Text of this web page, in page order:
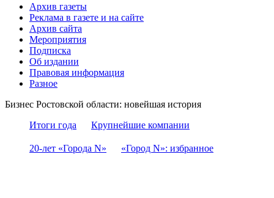
Архив газеты
Реклама в газете и на сайте
Архив сайта
Мероприятия
Подписка
Об издании
Правовая информация
Разное
Бизнес Ростовской области: новейшая история
Итоги года
Крупнейшие компании
20-лет «Города N» «Город N»: избранное